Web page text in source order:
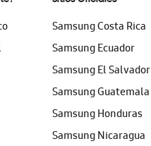
Samsung Costa Rica
Samsung Ecuador
Samsung El Salvador
Samsung Guatemala
Samsung Honduras
Samsung Nicaragua